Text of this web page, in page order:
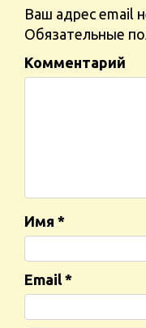
Ваш адрес email
Обязательные
Комментарий
Имя *
Email *